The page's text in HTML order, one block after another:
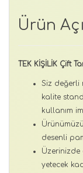
Ürün
TEK KİŞİLİK Çift
Siz değerli
kalite
kullanım
desenli
Üzerinizde
yetecek